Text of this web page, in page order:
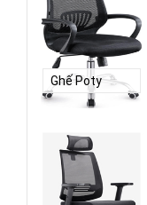
Ghế Poty